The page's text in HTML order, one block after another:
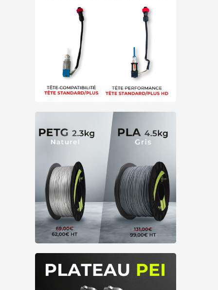
Prototypage
Recyclé/Biosourcé
Résistance à la chaleur
Résistance chimique
Résistance mécanique
Resistance UV
Résistant aux impacts
Souples
Surface Lisse
Utilisation extérieure
Utilisation intérieure